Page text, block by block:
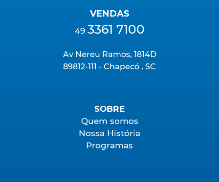
VENDAS
49 3361 7100
Av Nereu Ramos, 1814D
89812-111 - Chapecó , SC
SOBRE
Quem somos
Nossa História
Programas